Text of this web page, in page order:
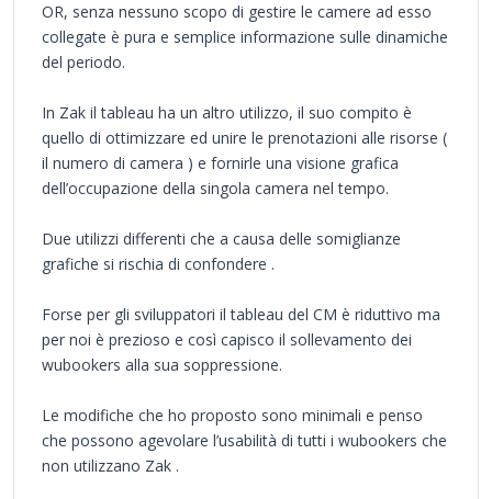
OR, senza nessuno scopo di gestire le camere ad esso
collegate è pura e semplice informazione sulle dinamiche
del periodo.
In Zak il tableau ha un altro utilizzo, il suo compito è
quello di ottimizzare ed unire le prenotazioni alle risorse (
il numero di camera ) e fornirle una visione grafica
dell’occupazione della singola camera nel tempo.
Due utilizzi differenti che a causa delle somiglianze
grafiche si rischia di confondere .
Forse per gli sviluppatori il tableau del CM è riduttivo ma
per noi è prezioso e così capisco il sollevamento dei
wubookers alla sua soppressione.
Le modifiche che ho proposto sono minimali e penso
che possono agevolare l’usabilità di tutti i wubookers che
non utilizzano Zak .